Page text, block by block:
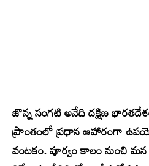
జొన్న సంగటి అనేది దక్షిణ
ప్రాంతంలో ప్రధాన ఆహారంగా
వంటకం. పూర్వం కాలం నుంచి మన